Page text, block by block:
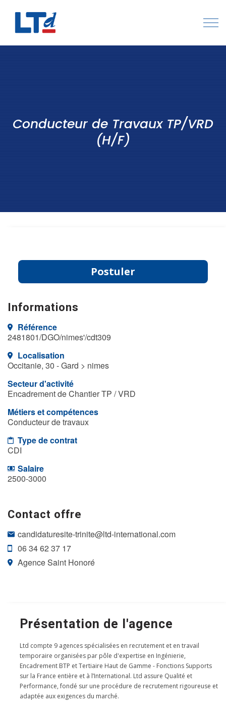
Contactez-nous
Conducteur de Travaux TP/VRD
(H/F)
Postuler
Informations
Référence
2481801/DGO/nimes'/cdt309
Localisation
Occitanie, 30 - Gard > nimes
Secteur d'activité
Encadrement de Chantier TP / VRD
Métiers et compétences
Conducteur de travaux
Type de contrat
CDI
Salaire
2500-3000
Contact offre
candidaturesite-trinite@ltd-international.com
06 34 62 37 17
Agence Saint Honoré
Présentation de l'agence
Ltd compte 9 agences spécialisées en recrutement et en travail
temporaire organisées par pôle d'expertise en Ingénierie,
Encadrement BTP et Tertiaire Haut de Gamme - Fonctions Supports
sur la France entière et à l’International. Ltd assure Qualité et
Performance, fondé sur une procédure de recrutement rigoureuse et
adaptée aux exigences du marché.